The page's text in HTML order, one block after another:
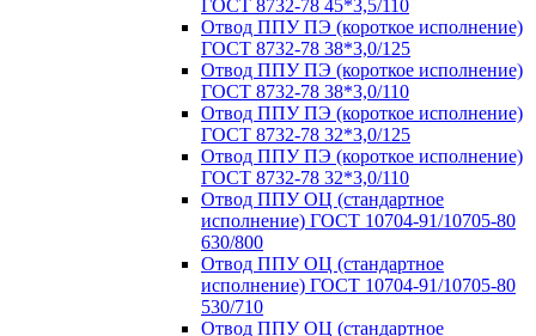
ГОСТ 8732-78 45*3,5/110
Отвод ППУ ПЭ (короткое исполнение)
ГОСТ 8732-78 38*3,0/125
Отвод ППУ ПЭ (короткое исполнение)
ГОСТ 8732-78 38*3,0/110
Отвод ППУ ПЭ (короткое исполнение)
ГОСТ 8732-78 32*3,0/125
Отвод ППУ ПЭ (короткое исполнение)
ГОСТ 8732-78 32*3,0/110
Отвод ППУ ОЦ (стандартное
исполнение) ГОСТ 10704-91/10705-80
630/800
Отвод ППУ ОЦ (стандартное
исполнение) ГОСТ 10704-91/10705-80
530/710
Отвод ППУ ОЦ (стандартное